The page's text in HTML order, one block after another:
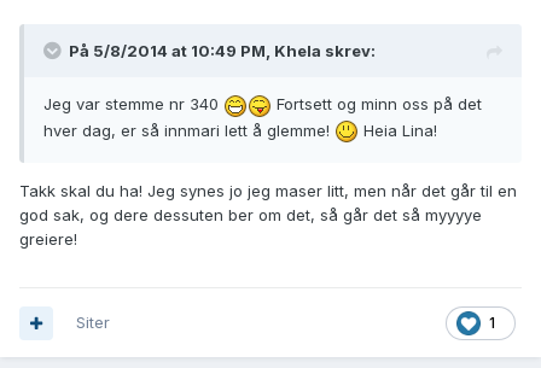
På 5/8/2014 at 10:49 PM, Khela skrev:
Jeg var stemme nr 340
Fortsett og minn oss på det
hver dag, er så innmari lett å glemme!
Heia Lina!
Takk skal du ha! Jeg synes jo jeg maser litt, men når det går til en
god sak, og dere dessuten ber om det, så går det så myyyye
greiere!
1
Siter